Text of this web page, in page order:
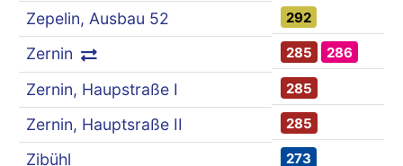
Zepelin, Ausbau 52 292
Zernin 285 286
Zernin, Haupstraße I 285
Zernin, Hauptsraße II 285
Zibühl 273